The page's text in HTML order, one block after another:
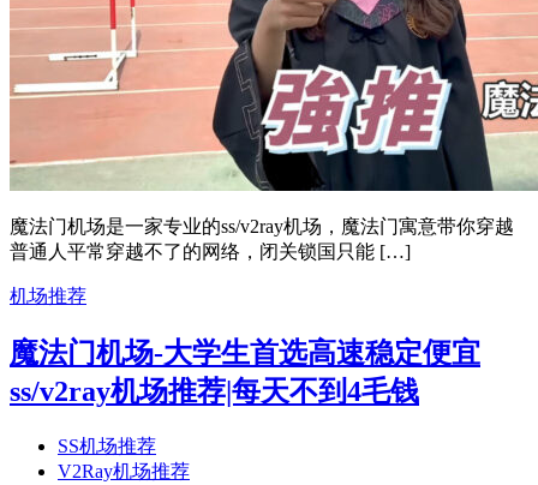
魔法门机场是一家专业的ss/v2ray机场，魔法门寓意带你穿越
普通人平常穿越不了的网络，闭关锁国只能 […]
机场推荐
魔法门机场-大学生首选高速稳定便宜
ss/v2ray机场推荐|每天不到4毛钱
SS机场推荐
V2Ray机场推荐